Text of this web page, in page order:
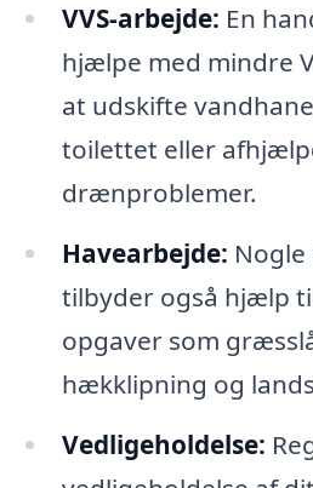
VVS-arbejde: En
hjælpe med mindre
at udskifte
toilettet eller
drænproblemer.
Havearbejde:
tilbyder også hjælp
opgaver som
hækklipning og
Vedligeholdelse: